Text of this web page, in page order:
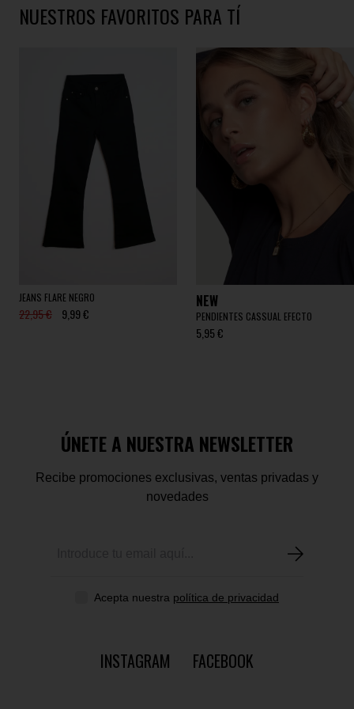
NUESTROS FAVORITOS PARA TÍ
JEANS FLARE NEGRO
22,95 € 9,99 €
NEW
PENDIENTES CASSUAL EFECTO
5,95 €
ÚNETE A NUESTRA NEWSLETTER
Recibe promociones exclusivas, ventas privadas y
novedades
Acepta nuestra política de privacidad
INSTAGRAM FACEBOOK